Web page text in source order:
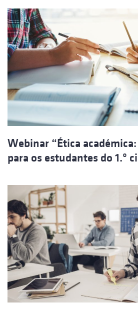
Webinar “Ética
para os estudantes do 1.º